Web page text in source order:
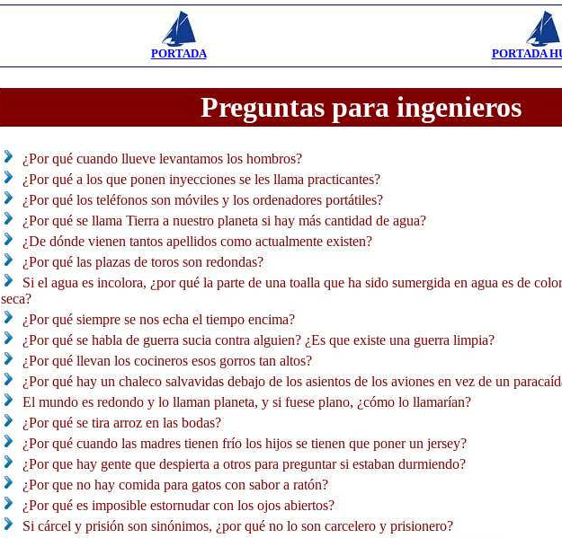
PORTADA PORTADA
Preguntas para ingenieros
¿Por qué cuando llueve levantamos los hombros?
¿Por qué a los que ponen inyecciones se les llama practicantes?
¿Por qué los teléfonos son móviles y los ordenadores portátiles?
¿Por qué se llama Tierra a nuestro planeta si hay más cantidad de agua?
¿De dónde vienen tantos apellidos como actualmente existen?
¿Por qué las plazas de toros son redondas?
Si el agua es incolora, ¿por qué la parte de una toalla que ha sido sumergida en agua es de
seca?
¿Por qué siempre se nos echa el tiempo encima?
¿Por qué se habla de guerra sucia contra alguien? ¿Es que existe una guerra limpia?
¿Por qué llevan los cocineros esos gorros tan altos?
¿Por qué hay un chaleco salvavidas debajo de los asientos de los aviones en vez de un
El mundo es redondo y lo llaman planeta, y si fuese plano, ¿cómo lo llamarían?
¿Por qué se tira arroz en las bodas?
¿Por qué cuando las madres tienen frío los hijos se tienen que poner un jersey?
¿Por que hay gente que despierta a otros para preguntar si estaban durmiendo?
¿Por que no hay comida para gatos con sabor a ratón?
¿Por qué es imposible estornudar con los ojos abiertos?
Si cárcel y prisión son sinónimos, ¿por qué no lo son carcelero y prisionero?